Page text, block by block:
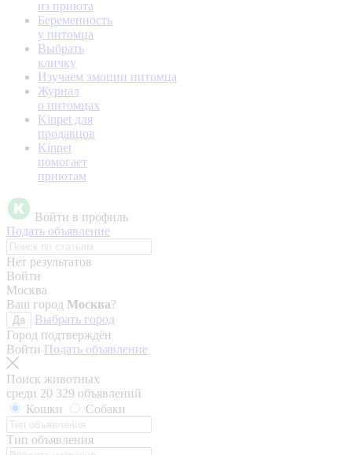
из приюта
Беременность
у питомца
Выбрать
кличку
Изучаем эмоции питомца
Журнал
о питомцах
Kinpet для
продавцов
Kinpet
помогает
приютам
Войти в профиль
Подать объявление
Нет результатов
Войти
Москва
Ваш город Москва?
Да
Выбрать город
Город подтверждён
Войти Подать объявление
Поиск животных
среди 20 329 объявлений
Кошки
Собаки
Тип объявления